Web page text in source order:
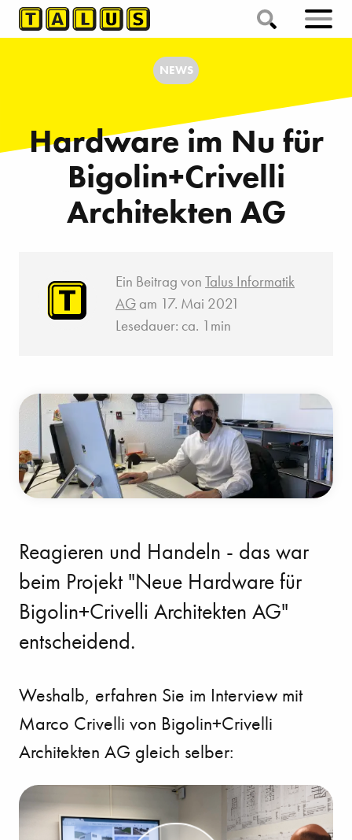
NEWS
Hardware im Nu für
Bigolin+Crivelli
Architekten AG
Ein Beitrag von Talus Informatik
AG am 17. Mai 2021
Lesedauer: ca. 1min
Reagieren und Handeln - das war
beim Projekt "Neue Hardware für
Bigolin+Crivelli Architekten AG"
entscheidend.
Weshalb, erfahren Sie im Interview mit
Marco Crivelli von Bigolin+Crivelli
Architekten AG gleich selber: